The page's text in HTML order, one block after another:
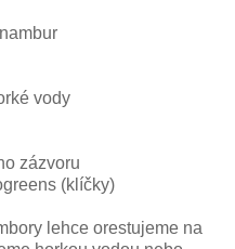
vody
zázvoru
(klíčky)
lehce orestujeme na